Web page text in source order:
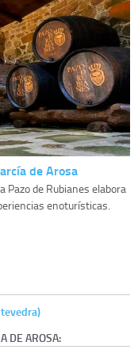
de Arosa
Pazo de Rubianes elabora
enoturísticas.
DE AROSA: